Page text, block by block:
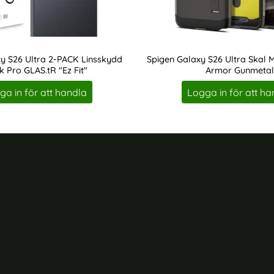
Glas
S26 Ultra Linsskydd CamRing Fit+ Transparent Köp
Spigen Galaxy S26 Ultra 2-PACK
S26 Ultra 2-PACK Linsskydd
Pro GLAS.tR "Ez Fit"
in för att handla
Spigen Galaxy S26 Ultra Skal
Armor Gunmetal
Art. nr 247106
Logga in för att